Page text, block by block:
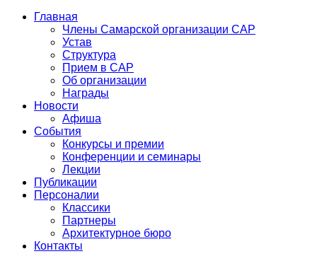
Главная
Члены Самарской организации САР
Устав
Структура
Прием в САР
Об организации
Награды
Новости
Афиша
События
Конкурсы и премии
Конференции и семинары
Лекции
Публикации
Персоналии
Классики
Партнеры
Архитектурное бюро
Контакты